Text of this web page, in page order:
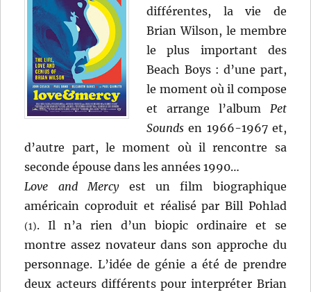
différentes, la vie de
Brian Wilson, le membre
le plus important des
Beach Boys : d’une part,
le moment où il compose
et arrange l’album Pet
Sounds en 1966-1967 et,
d’autre part, le moment où il rencontre sa
seconde épouse dans les années 1990…
Love and Mercyest un film biographique
américain coproduit et réalisé par Bill Pohlad
(1). Il n’a rien d’un biopic ordinaire et se
montre assez novateur dans son approche du
personnage. L’idée de génie a été de prendre
deux acteurs différents pour interpréter Brian